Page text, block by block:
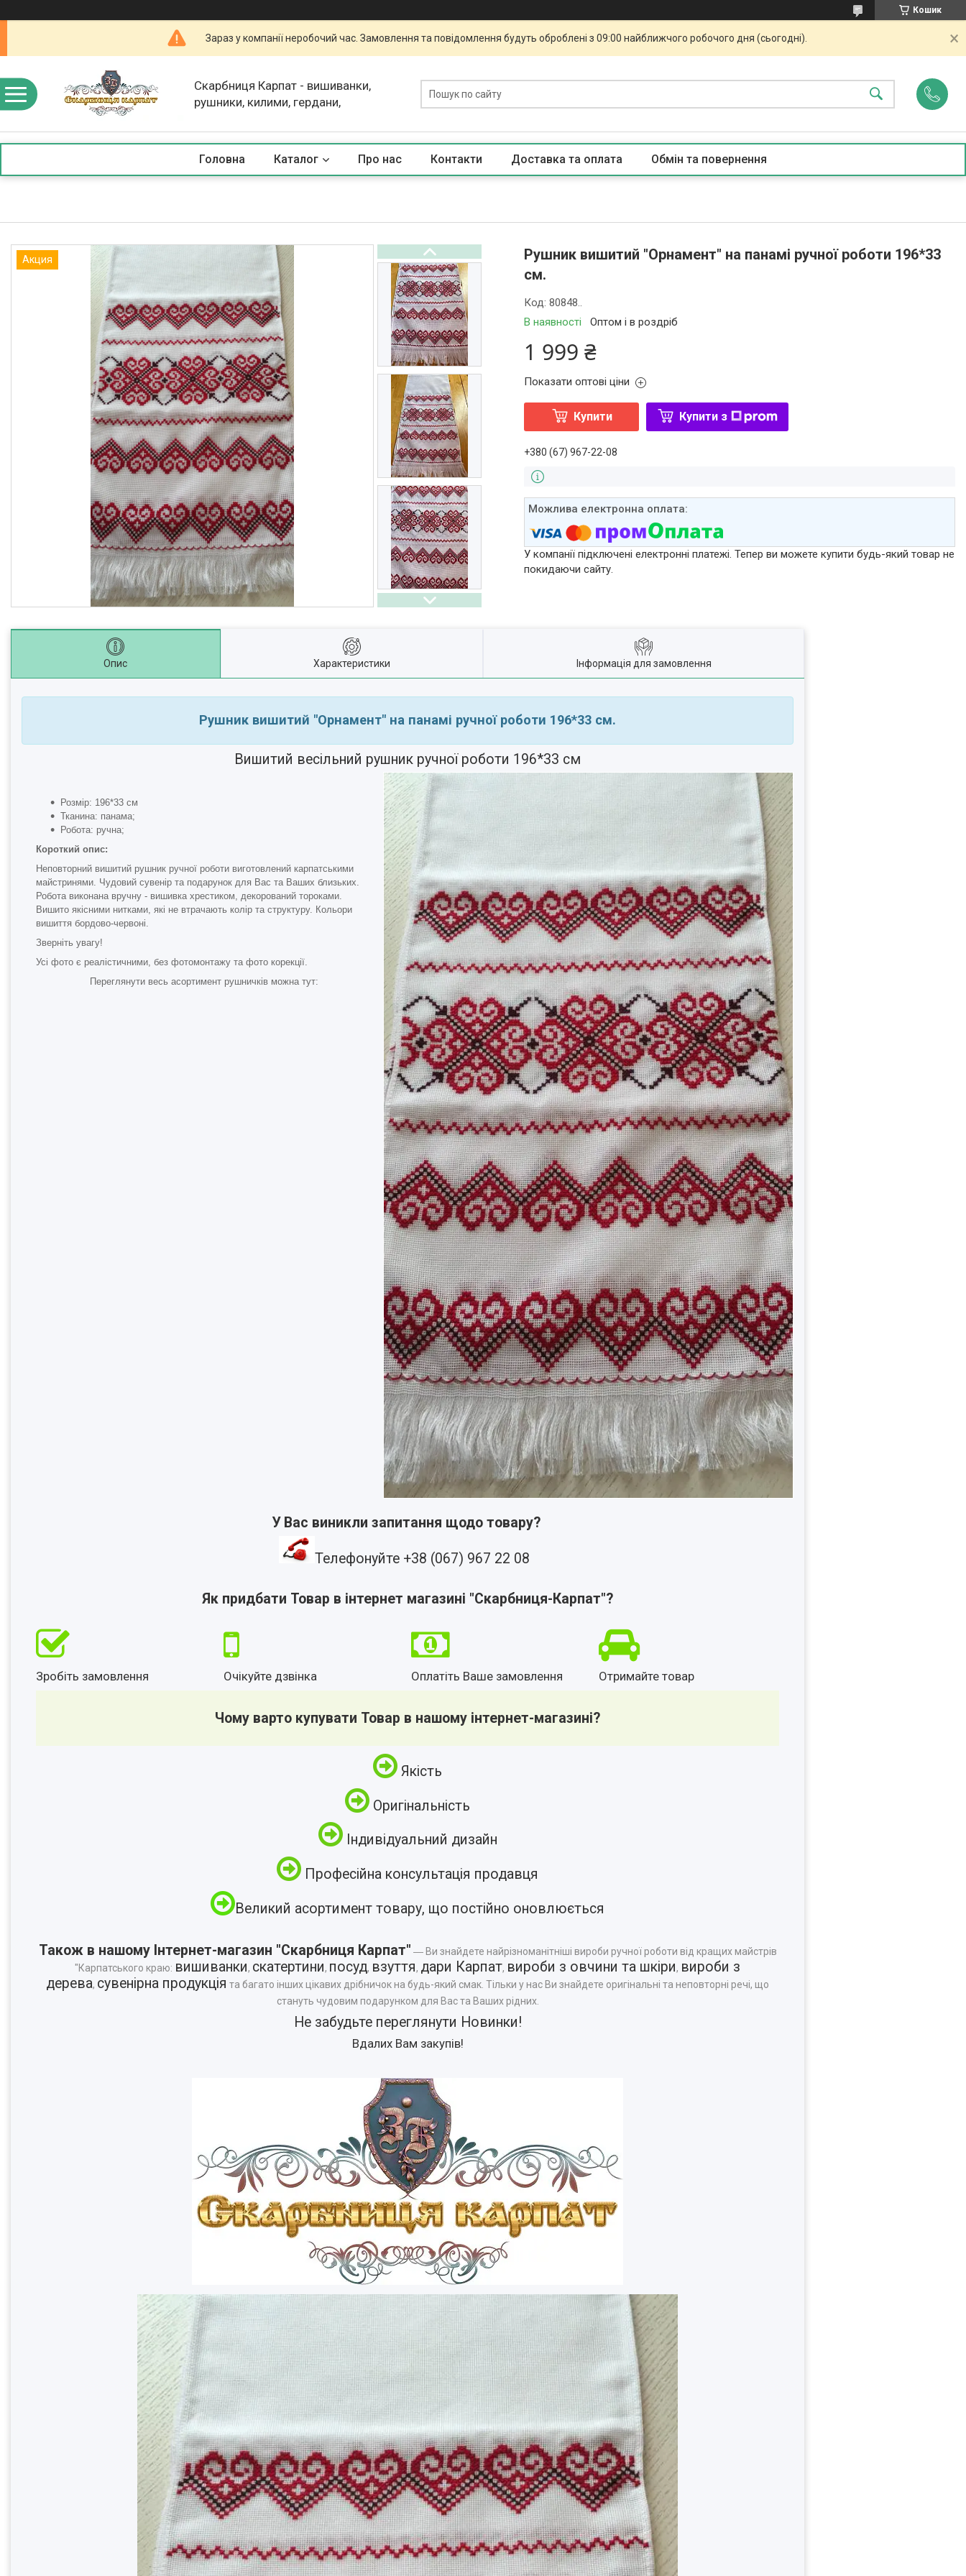
Кошик
Зараз у компанії неробочий час. Замовлення та повідомлення будуть оброблені з 09:00 найближчого робочого дня (сьогодні).
Скарбниця Карпат - вишиванки,
рушники, килими, гердани,
Головна Каталог Про нас Контакти Доставка та оплата Обмін та повернення
Акция
Рушник вишитий "Орнамент" на панамі ручної роботи 196*33
см.
В наявності Оптом і в роздріб
Код:80848..
1 999 ₴
Показати оптові ціни
Купити Купити з
+380 (67) 967-22-08
У компанії підключені електронні платежі. Тепер ви можете купити будь-який товар не
покидаючи сайту.
Опис Характеристики Інформація для замовлення
Рушник вишитий "Орнамент" на панамі ручної роботи 196*33 см.
Вишитий весільний рушник ручної роботи 196*33 см
Розмір: 196*33 см
Тканина: панама;
Робота: ручна;
Короткий опис:
Неповторний вишитий рушник ручної роботи виготовлений карпатськими
майстринями. Чудовий сувенір та подарунок для Вас та Ваших близьких.
Робота виконана вручну - вишивка хрестиком, декорований тороками.
Вишито якісними нитками, які не втрачають колір та структуру. Кольори
вишиття бордово-червоні.
Зверніть увагу!
Усі фото є реалістичними, без фотомонтажу та фото корекції.
Переглянути весь асортимент рушничків можна тут:
У Вас виникли запитання щодо товару?
Телефонуйте +38 (067) 967 22 08
Як придбати Товар в інтернет магазині "Скарбниця-Карпат"?
Зробіть замовлення Очікуйте дзвінка Оплатіть Ваше замовлення Отримайте товар
Чому варто купувати Товар в нашому інтернет-магазині?
Якість
Оригінальність
Індивідуальний дизайн
Професійна консультація продавця
Великий асортимент товару, що постійно оновлюється
Також в нашому Інтернет-магазин "Скарбниця Карпат" ― Ви знайдете найрізноманітніші вироби ручної роботи від кращих майстрів
"Карпатського краю: вишиванки, скатертини, посуд, взуття, дари Карпат, вироби з овчини та шкіри, вироби з
дерева, сувенірна продукція та багато інших цікавих дрібничок на будь-який смак. Тільки у нас Ви знайдете оригінальні та неповторні речі, що
стануть чудовим подарунком для Вас та Ваших рідних.
Не забудьте переглянути Новинки!
Вдалих Вам закупів!